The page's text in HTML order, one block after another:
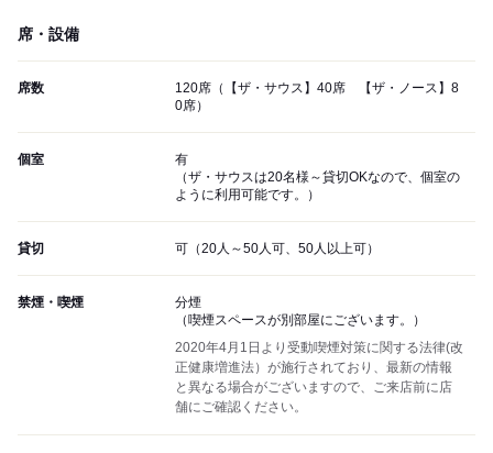
席・設備
席数
120席（【ザ・サウス】40席 【ザ・ノース】8
0席）
個室
有
（ザ・サウスは20名様～貸切OKなので、個室の
ように利用可能です。）
貸切 可（20人～50人可、50人以上可）
禁煙・喫煙
分煙
（喫煙スペースが別部屋にございます。）
2020年4月1日より受動喫煙対策に関する法律(改
正健康増進法）が施行されており、最新の情報
と異なる場合がございますので、ご来店前に店
舗にご確認ください。